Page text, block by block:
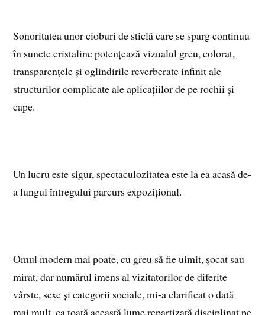
Sonoritatea unor cioburi de sticlă care se sparg continuu
în sunete cristaline potențează vizualul greu, colorat,
transparențele și oglindirile reverberate infinit ale
structurilor complicate ale aplicațiilor de pe rochii și
cape.
Un lucru este sigur, spectaculozitatea este la ea acasă de-
a lungul întregului parcurs expozițional.
Omul modern mai poate, cu greu să fie uimit, șocat sau
mirat, dar numărul imens al vizitatorilor de diferite
vârste, sexe și categorii sociale, mi-a clarificat o dată
mai mult, ca toată această lume repartizată disciplinat pe